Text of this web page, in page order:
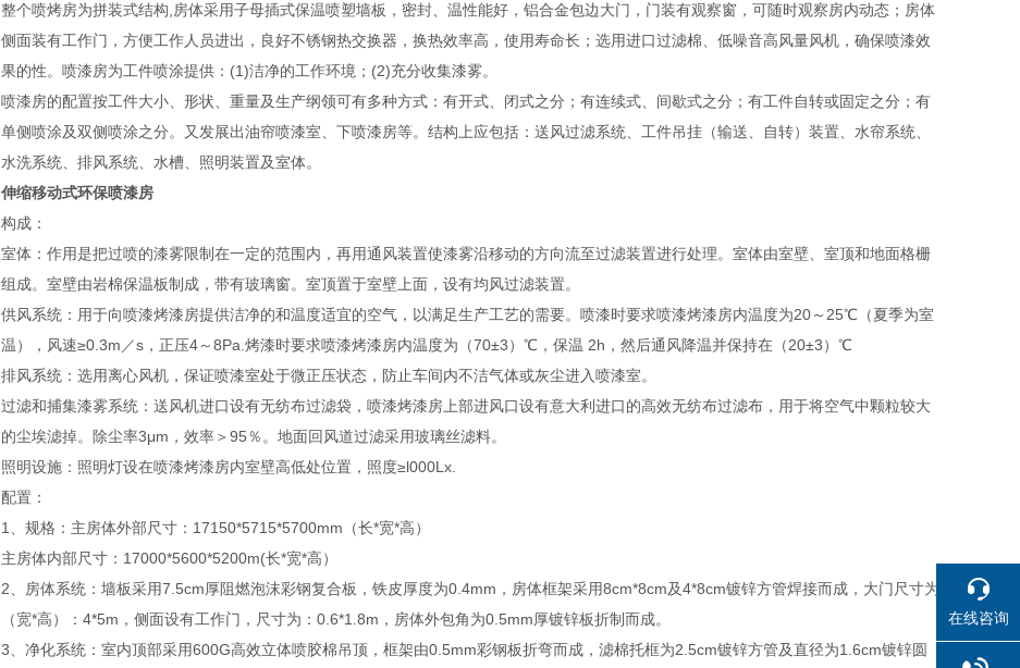
整个喷烤房为拼装式结构,房体采用子母插式保温喷塑墙板，密封、温性能好，铝合金包边大门，门装有观察窗，可随时观察房内动态；房体
侧面装有工作门，方便工作人员进出，良好不锈钢热交换器，换热效率高，使用寿命长；选用进口过滤棉、低噪音高风量风机，确保喷漆效
果的性。喷漆房为工件喷涂提供：(1)洁净的工作环境；(2)充分收集漆雾。
喷漆房的配置按工件大小、形状、重量及生产纲领可有多种方式：有开式、闭式之分；有连续式、间歇式之分；有工件自转或固定之分；有
单侧喷涂及双侧喷涂之分。又发展出油帘喷漆室、下喷漆房等。结构上应包括：送风过滤系统、工件吊挂（输送、自转）装置、水帘系统、
水洗系统、排风系统、水槽、照明装置及室体。
伸缩移动式环保喷漆房
构成：
室体：作用是把过喷的漆雾限制在一定的范围内，再用通风装置使漆雾沿移动的方向流至过滤装置进行处理。室体由室壁、室顶和地面格栅
组成。室壁由岩棉保温板制成，带有玻璃窗。室顶置于室壁上面，设有均风过滤装置。
供风系统：用于向喷漆烤漆房提供洁净的和温度适宜的空气，以满足生产工艺的需要。喷漆时要求喷漆烤漆房内温度为20～25℃（夏季为室
温），风速≥0.3m／s，正压4～8Pa.烤漆时要求喷漆烤漆房内温度为（70±3）℃，保温 2h，然后通风降温并保持在（20±3）℃
排风系统：选用离心风机，保证喷漆室处于微正压状态，防止车间内不洁气体或灰尘进入喷漆室。
过滤和捕集漆雾系统：送风机进口设有无纺布过滤袋，喷漆烤漆房上部进风口设有意大利进口的高效无纺布过滤布，用于将空气中颗粒较大
的尘埃滤掉。除尘率3μm，效率＞95％。地面回风道过滤采用玻璃丝滤料。
照明设施：照明灯设在喷漆烤漆房内室壁高低处位置，照度≥l000Lx.
配置：
1、规格：主房体外部尺寸：17150*5715*5700mm（长*宽*高）
主房体内部尺寸：17000*5600*5200m(长*宽*高）
2、房体系统：墙板采用7.5cm厚阻燃泡沫彩钢复合板，铁皮厚度为0.4mm，房体框架采用8cm*8cm及4*8cm镀锌方管焊接而成，大门尺寸为
（宽*高）：4*5m，侧面设有工作门，尺寸为：0.6*1.8m，房体外包角为0.5mm厚镀锌板折制而成。
3、净化系统：室内顶部采用600G高效立体喷胶棉吊顶，框架由0.5mm彩钢板折弯而成，滤棉托框为2.5cm镀锌方管及直径为1.6cm镀锌圆
在线咨询